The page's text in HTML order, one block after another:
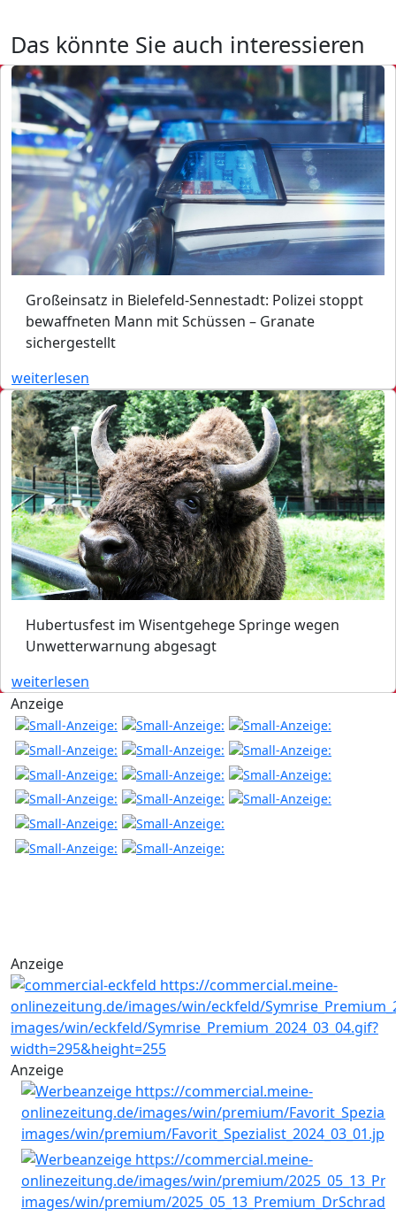
Das könnte Sie auch interessieren
Großeinsatz in Bielefeld-Sennestadt: Polizei stoppt
bewaffneten Mann mit Schüssen – Granate
sichergestellt
weiterlesen
Hubertusfest im Wisentgehege Springe wegen
Unwetterwarnung abgesagt
weiterlesen
Anzeige
Anzeige
Anzeige